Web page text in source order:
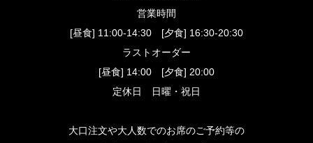
営業時間
[昼食] 11:00-14:30 [夕食] 16:30-20:30
ラストオーダー
[昼食] 14:00 [夕食] 20:00
定休日 日曜・祝日
大口注文や大人数でのお席のご予約等の